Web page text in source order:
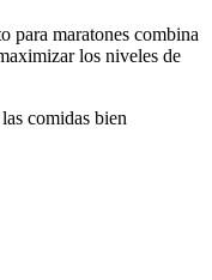
para maratones combina
los niveles de
comidas bien